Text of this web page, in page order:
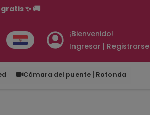
✨ 🚚
¡Bienvenido!
Ingresar | Registrarse
Cámara del puente | Rotonda
1.00